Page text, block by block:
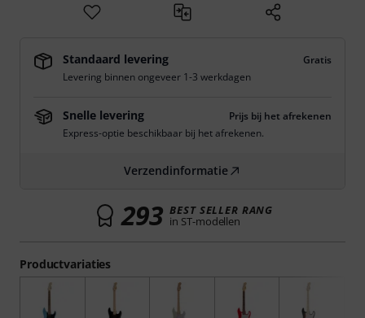
Productvariaties
Standaard levering
Gratis
Levering binnen ongeveer 1-3 werkdagen
Snelle levering
Prijs bij het afrekenen
Express-optie beschikbaar bij het afrekenen.
Verzendinformatie
293 BEST SELLER RANG
in ST-modellen